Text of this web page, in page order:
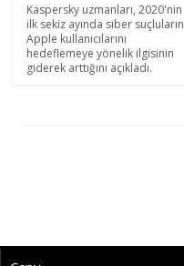
Kaspersky uzmanları, 2020'nin
ilk sekiz ayında siber suçluların
Apple kullanıcılarını
hedeflemeye yönelik ilgisinin
giderek arttığını açıkladı.